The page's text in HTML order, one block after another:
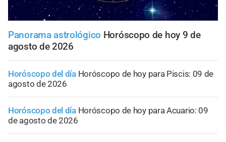
Panorama astrológico Horóscopo de hoy 9 de
agosto de 2026
Horóscopo del día Horóscopo de hoy para Piscis: 09 de
agosto de 2026
Horóscopo del día Horóscopo de hoy para Acuario: 09
de agosto de 2026